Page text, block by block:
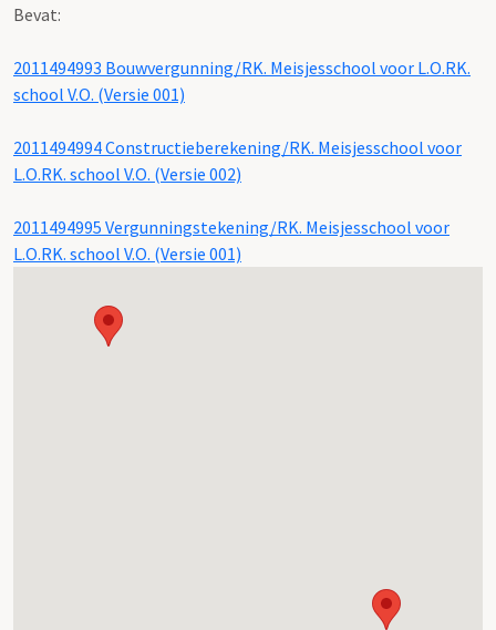
Bevat:
2011494993 Bouwvergunning/RK. Meisjesschool voor L.O.RK.
school V.O. (Versie 001)
2011494994 Constructieberekening/RK. Meisjesschool voor
L.O.RK. school V.O. (Versie 002)
2011494995 Vergunningstekening/RK. Meisjesschool voor
L.O.RK. school V.O. (Versie 001)